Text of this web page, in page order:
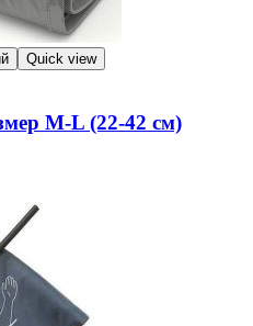
Quick view
M-L (22-42 см)